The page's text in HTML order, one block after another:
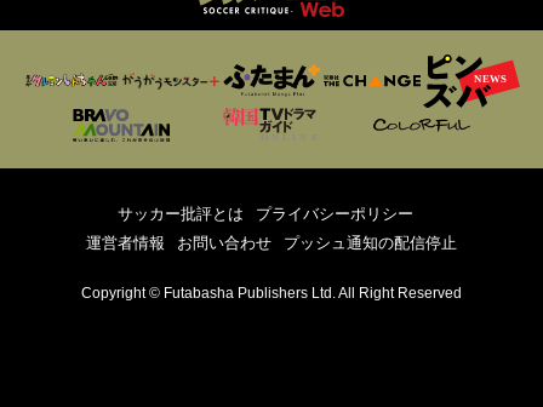
サッカー批評とは
プライバシーポリシー
運営者情報
お問い合わせ プッシュ通知の配信停止
Copyright © Futabasha Publishers Ltd. All Right Reserved